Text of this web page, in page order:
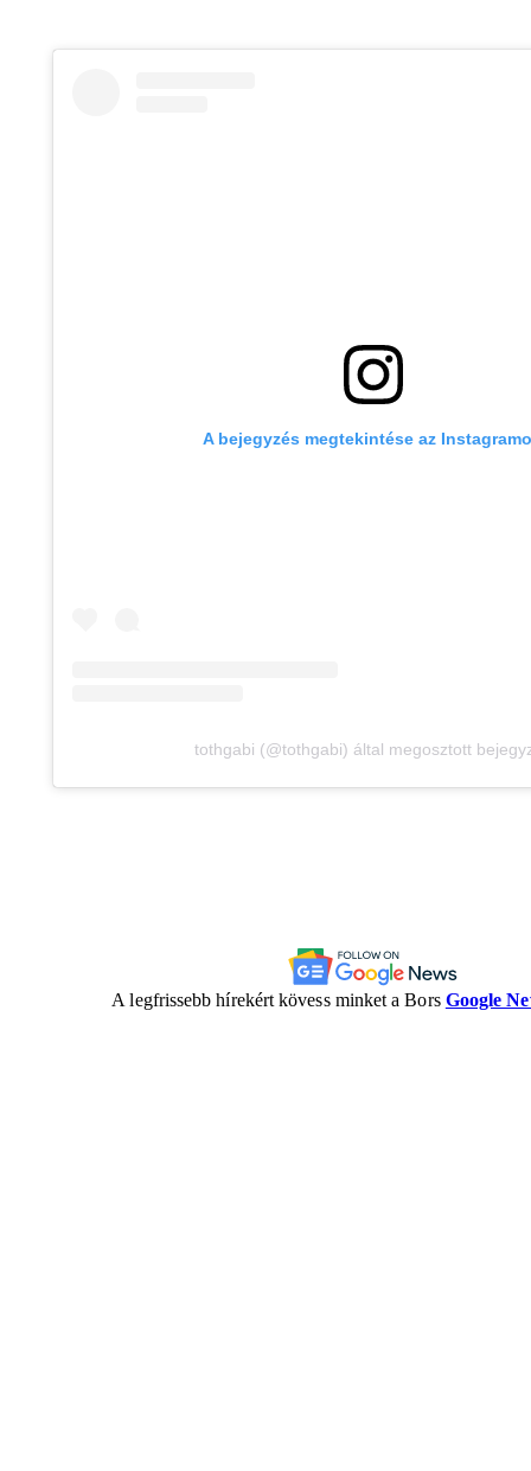
A bejegyzés megtekintése az
tothgabi (@tothgabi) által megosztott
A legfrissebb hírekért kövess minket a Bors Google